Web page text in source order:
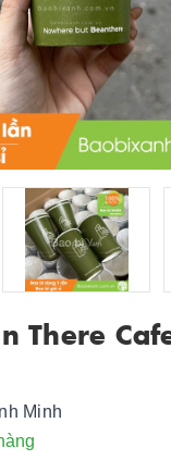
There
Minh